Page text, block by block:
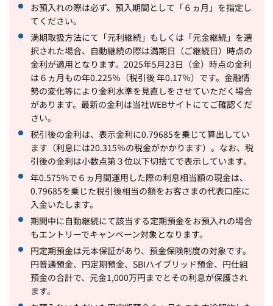
お預入れの際は必ず、預入期間として「６ヵ月」を指定し
てください。
満期取扱方法にて「元利継続」もしくは「元金継続」を選
択された場合、自動継続の際は満期日（ご継続日）時点の
金利が適用となります。2025年5月23日（金）時点の金利
は６ヵ月もの年0.225％（税引後 年0.17％）です。金融情
勢の変化等により金利水準を見直しをさせていただく場合
があります。最新の金利は当社WEBサイトにてご確認くだ
さい。
税引後の金利は、表示金利に0.79685を乗じて算出してい
ます（利息には20.315％の税金がかかります）。なお、税
引後の金利は小数点第３位以下切捨てで表示しています。
年0.575%で６ヵ月間運用した際の利息相当額の現金は、
0.79685を乗じた税引後相当の額をお客さまの代表口座に
入金いたします。
期間中に自動継続にて該当する定期預金をお預入れの場合
もエントリーでキャンペーン対象となります。
円定期預金は元本保証があり、預金保険制度の対象です。
円普通預金、円定期預金、SBIハイブリッド預金、円仕組
預金の合計で、元金1,000万円までとその利息が保護され
ます。